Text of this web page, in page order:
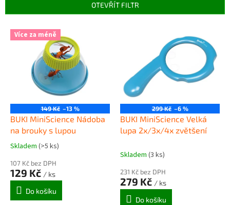
r
OTEVŘÍT FILTR
V Více za méně
149 Kč –13 %
BUKI MiniScience Nádoba
na brouky s lupou
Průměrné
produktu
je
5,0
Skladem (>5 ks)
107 Kč bez DPH
129 Kč / ks
Do košíku
299 Kč –6 %
BUKI MiniScience Velká
lupa 2x/3x/4x zvětšení
Skladem (3 ks)
231 Kč bez DPH
279 Kč / ks
Do košíku